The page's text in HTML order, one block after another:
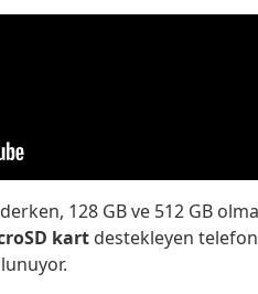
128 GB ve 512 GB
kart destekleyen